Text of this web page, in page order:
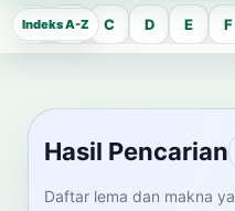
KBJI WORKSPACE
Hasil
Temukan lema Jawa dan
mengelola data Kamus
CARI LEMA JAWA
A B C D E F
Hasil Pencarian
Daftar lema dan makna